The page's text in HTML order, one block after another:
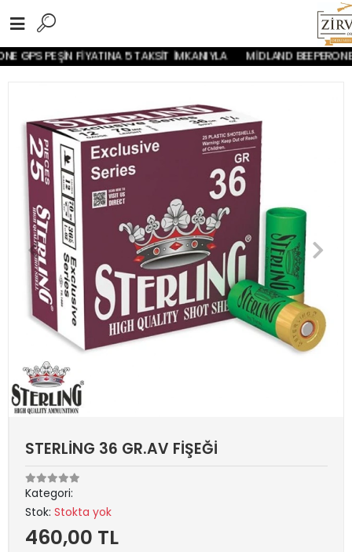
GPS PEŞİN FİYATINA 5 TAKSİT İMKANIYLA MİDLAND
STERLİNG 36 GR.AV FİŞEĞİ
Kategori:
Stok: Stokta yok
460,00 TL